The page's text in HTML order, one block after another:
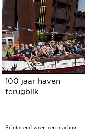
21 mei 2025
100 jaar haven
terugblik
Schitterend weer, een prachtig